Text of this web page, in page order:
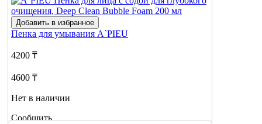
Добавить в избранное
Пенка для умывания A`PIEU
4200 ₸
4600 ₸
Нет в наличии
Сообщить